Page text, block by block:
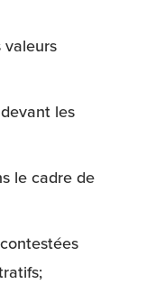
les
le cadre de